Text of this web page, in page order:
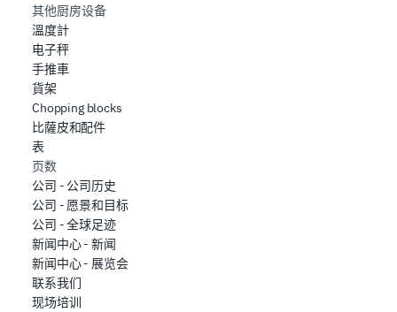
其他厨房设备
溫度計
电子秤
手推車
貨架
Chopping blocks
比薩皮和配件
表
页数
公司 - 公司历史
公司 - 愿景和目标
公司 - 全球足迹
新闻中心 - 新闻
新闻中心 - 展览会
联系我们
现场培训